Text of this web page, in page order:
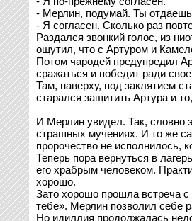
- Мерлин, подумай. Ты отдаешь
- Я согласен. Сколько раз
Раздался звонкий голос, из
ощутил, что с Артуром и
Потом чародей предупредил
сражаться и победит ради
Там, наверху, под заклятием
старался защитить Артура и
И Мерлин увидел. Так, словно
страшных мучениях. И то же
пророчество не исполнилось,
Теперь пора вернуться в
его храбрым человеком.
хорошо.
Зато хорошо прошла встреча
тебе». Мерлин позволил себе
Но идиллия продолжалась